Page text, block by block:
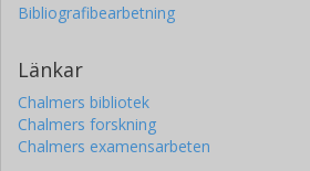
Bibliografibearbetning
Länkar
Chalmers bibliotek
Chalmers forskning
Chalmers examensarbeten